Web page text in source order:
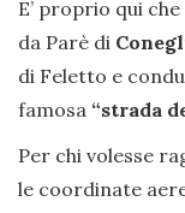
E’ proprio qui
da Parè di
di Feletto e
famosa “strada
Per chi volesse
le coordinate